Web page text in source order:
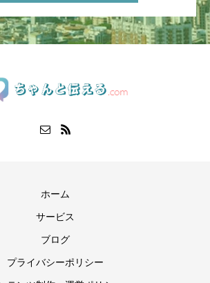
ホーム
サービス
ブログ
プライバシーポリシー